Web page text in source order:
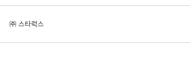
㈜ 스타럭스